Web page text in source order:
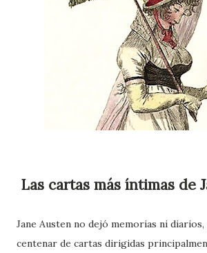
Las cartas más íntimas de
Jane Austen no dejó memorias ni
centenar de cartas dirigidas